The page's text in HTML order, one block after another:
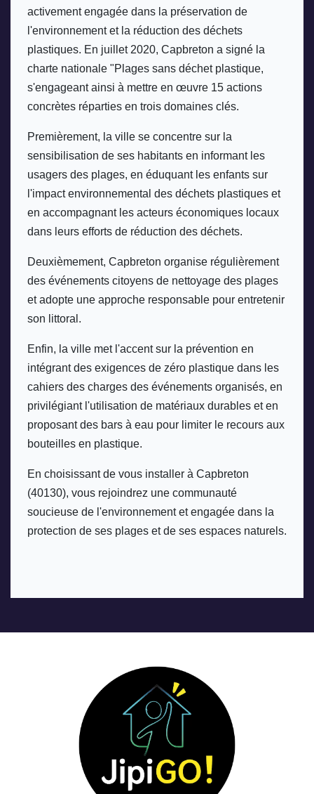
activement engagée dans la préservation de
l'environnement et la réduction des déchets
plastiques. En juillet 2020, Capbreton a signé la
charte nationale "Plages sans déchet plastique,
s'engageant ainsi à mettre en œuvre 15 actions
concrètes réparties en trois domaines clés.
Premièrement, la ville se concentre sur la
sensibilisation de ses habitants en informant les
usagers des plages, en éduquant les enfants sur
l'impact environnemental des déchets plastiques et
en accompagnant les acteurs économiques locaux
dans leurs efforts de réduction des déchets.
Deuxièmement, Capbreton organise régulièrement
des événements citoyens de nettoyage des plages
et adopte une approche responsable pour entretenir
son littoral.
Enfin, la ville met l'accent sur la prévention en
intégrant des exigences de zéro plastique dans les
cahiers des charges des événements organisés, en
privilégiant l'utilisation de matériaux durables et en
proposant des bars à eau pour limiter le recours aux
bouteilles en plastique.
En choisissant de vous installer à Capbreton
(40130), vous rejoindrez une communauté
soucieuse de l'environnement et engagée dans la
protection de ses plages et de ses espaces naturels.